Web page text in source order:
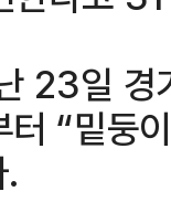
23일
“밑둥